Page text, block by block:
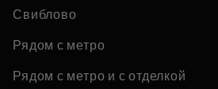
Свиблово
Рядом с метро
Рядом с метро и с отделкой